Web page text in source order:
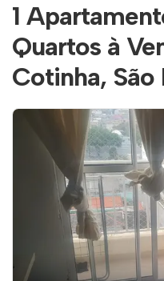
1
Quartos à
Cotinha, São